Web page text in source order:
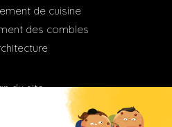
de cuisine
des combles
du site